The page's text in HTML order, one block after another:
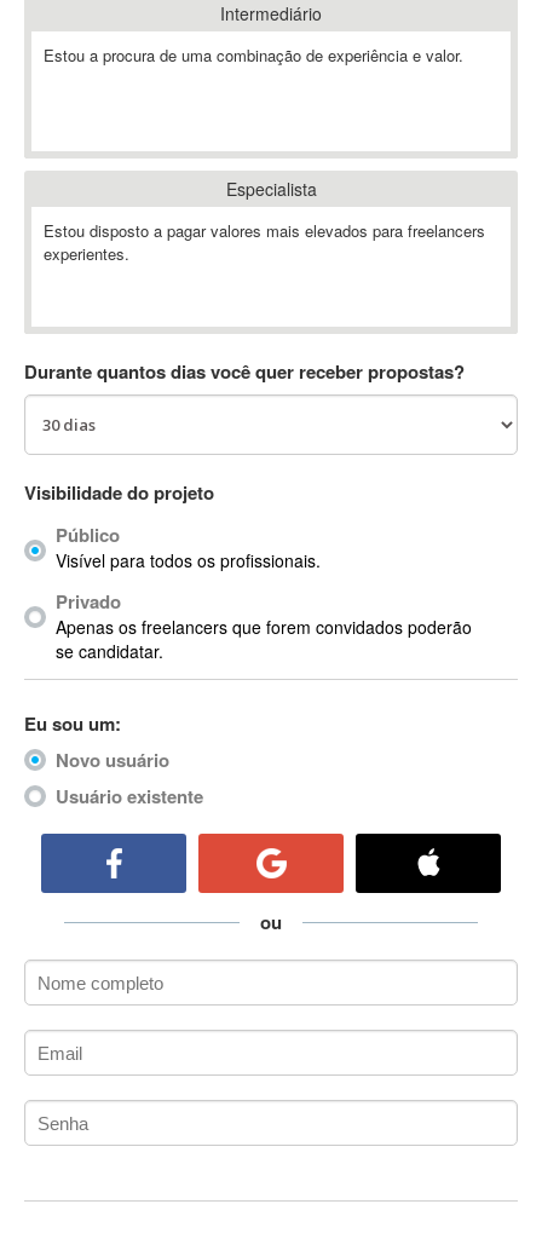
Ableton Live
Absynth
AC Drives
AC3
ACARS
ACDSee
ACPI
Acrobat
Acrobat X
Acronis
Actian
ActionScript
ActionScript 3
Active Directory
ActiveX
ActiveX Data Objects (ADO)
Ada
Adianti Framework
Administração
Administração Acadêmica
Administração de Artistas e Repertórios
Administração de Banco de Dados
Administração PostgreSQL
ADO.NET
ADO.NET Entity Framework
Intermediário
Estou a procura de uma combinação de experiência e valor.
Especialista
Estou disposto a pagar valores mais elevados para freelancers
experientes.
Durante quantos dias você quer receber propostas?
Visibilidade do projeto
Público
Visível para todos os profissionais.
Privado
Apenas os freelancers que forem convidados poderão
se candidatar.
Eu sou um:
Novo usuário
Usuário existente
ou